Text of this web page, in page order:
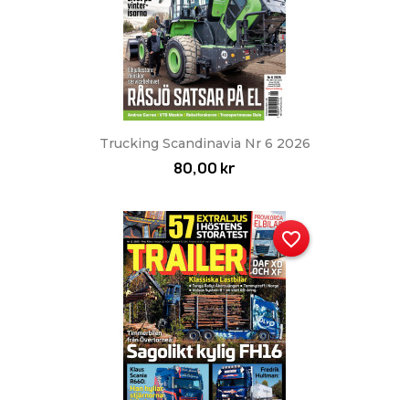
Trucking Scandinavia Nr 6 2026
80,00 kr
favorite_border